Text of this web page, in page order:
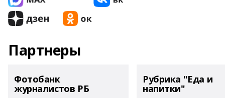
Партнеры
Фотобанк
журналистов РБ
Рубрика "Еда и
напитки"